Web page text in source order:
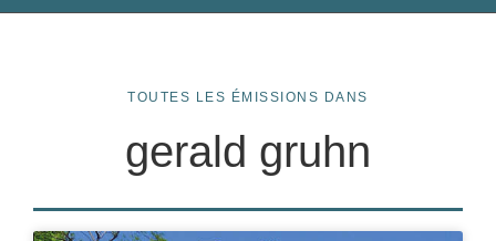
TOUTES LES ÉMISSIONS DANS
gerald gruhn